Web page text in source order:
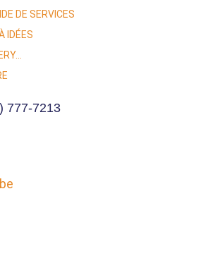
DE SERVICES
IDÉES
777-7213